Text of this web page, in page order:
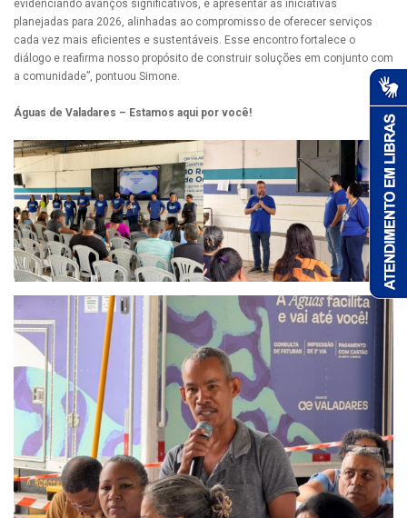
evidenciando avanços significativos, e apresentar as iniciativas
planejadas para 2026, alinhadas ao compromisso de oferecer serviços
cada vez mais eficientes e sustentáveis. Esse encontro fortalece o
diálogo e reafirma nosso propósito de construir soluções em conjunto com
a comunidade”, pontuou Simone.
Águas de Valadares – Estamos aqui por você!